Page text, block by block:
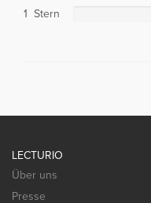
1 Stern
LECTURIO
Über uns
Presse